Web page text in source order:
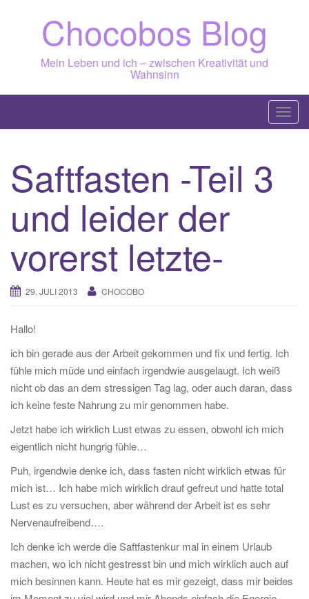
Chocobos Blog
Mein Leben und ich – zwischen Kreativität und
Wahnsinn
T
o
o
Saftfasten -Teil 3
und leider der
vorerst letzte-
29. JULI 2013 CHOCOBO
Hallo!
ich bin gerade aus der Arbeit gekommen und fix und fertig. Ich
fühle mich müde und einfach irgendwie ausgelaugt. Ich weiß
nicht ob das an dem stressigen Tag lag, oder auch daran, dass
ich keine feste Nahrung zu mir genommen habe.
Jetzt habe ich wirklich Lust etwas zu essen, obwohl ich mich
eigentlich nicht hungrig fühle…
Puh, irgendwie denke ich, dass fasten nicht wirklich etwas für
mich ist… Ich habe mich wirklich drauf gefreut und hatte total
Lust es zu versuchen, aber während der Arbeit ist es sehr
Nervenaufreibend….
Ich denke ich werde die Saftfastenkur mal in einem Urlaub
machen, wo ich nicht gestresst bin und mich wirklich auch auf
mich besinnen kann. Heute hat es mir gezeigt, dass mir beides